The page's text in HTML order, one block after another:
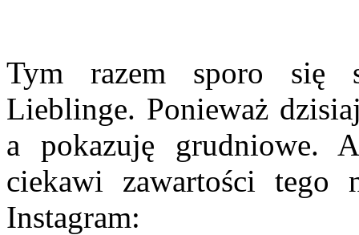
Tym razem sporo się
Lieblinge. Ponieważ
a pokazuję grudniowe.
ciekawi zawartości tego
Instagram: